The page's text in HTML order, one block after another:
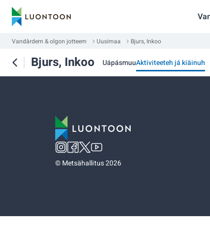
Vandârdem & olgon jotteem Uusimaa Bjurs, Inkoo
Bjurs, Inkoo UápásmuuAktiviteeteh já kiäinuh
©Metsähallitus 2026